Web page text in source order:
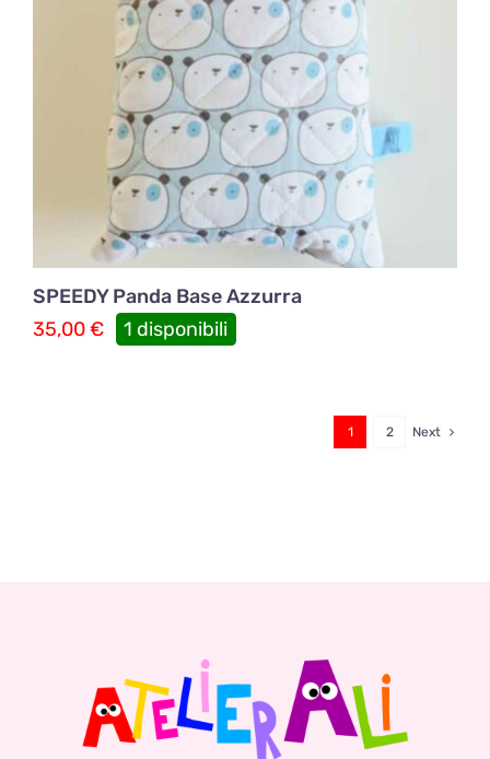
SPEEDY Panda Base Azzurra
35,00€ 1 disponibili
1 2 Next